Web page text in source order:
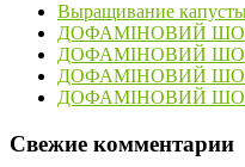
Выращивание
ДОФАМІНОВИЙ
ДОФАМІНОВИЙ
ДОФАМІНОВИЙ
ДОФАМІНОВИЙ
Свежие комментарии